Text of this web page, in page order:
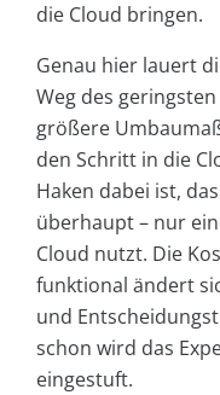
die Cloud bringen.
Genau hier lauert
Weg des
größere
den Schritt in die
Haken dabei ist,
überhaupt – nur
Cloud nutzt. Die
funktional ändert
und
schon wird das
eingestuft.